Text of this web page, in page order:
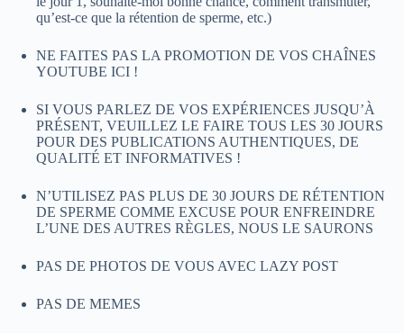
qu’est-ce que la rétention de sperme, etc.)
NE FAITES PAS LA PROMOTION DE VOS CHAÎNES
YOUTUBE ICI !
SI VOUS PARLEZ DE VOS EXPÉRIENCES JUSQU’À
PRÉSENT, VEUILLEZ LE FAIRE TOUS LES 30 JOURS
POUR DES PUBLICATIONS AUTHENTIQUES, DE
QUALITÉ ET INFORMATIVES !
N’UTILISEZ PAS PLUS DE 30 JOURS DE RÉTENTION
DE SPERME COMME EXCUSE POUR ENFREINDRE
L’UNE DES AUTRES RÈGLES, NOUS LE SAURONS
PAS DE PHOTOS DE VOUS AVEC LAZY POST
PAS DE MEMES